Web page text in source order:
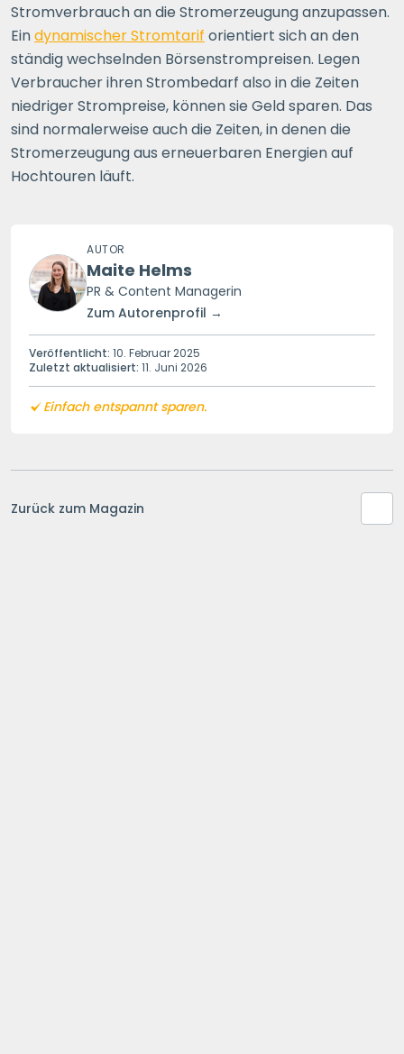
Stromverbrauch an die Stromerzeugung anzupassen.
Eindynamischer Stromtarif orientiert sich an den
ständig wechselnden Börsenstrompreisen. Legen
Verbraucher ihren Strombedarf also in die Zeiten
niedriger Strompreise, können sie Geld sparen. Das
sind normalerweise auch die Zeiten, in denen die
Stromerzeugung aus erneuerbaren Energien auf
Hochtouren läuft.
AUTOR
Maite Helms
PR & Content Managerin
Zum Autorenprofil →
Veröffentlicht: 10. Februar 2025
Zuletzt aktualisiert: 11. Juni 2026
Einfach entspannt sparen.
Zurück zum Magazin